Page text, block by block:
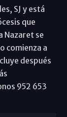
SJ y está
que
Nazaret se
comienza a
después
952 653